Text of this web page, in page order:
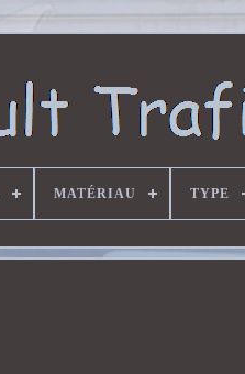
MATÉRIAU TYPE